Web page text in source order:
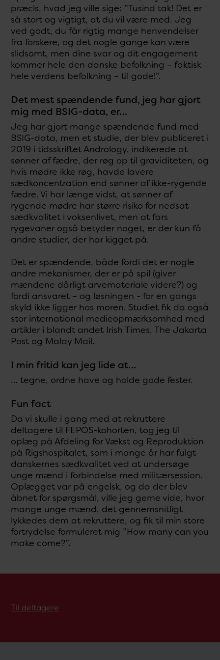
præcis, hvad jeg ville sige: ”Tusind tak! Det er
så stort og vigtigt, at du vil være med. Jeg
ved godt, du får rigtig mange henvendelser
fra forskere, og det nogle gange kan være
slidsomt, men dine svar og dit engagement
kommer hele den danske befolkning – faktisk
hele verdens befolkning – til gode!”.
Det mest spændende fund, jeg har gjort
mig med BSIG-data, er…
Jeg har gjort mange spændende fund med
BSIG-data, men et studie, der blev publiceret i
2019 i tidsskriftet Andrology, indikerede at
sønner af fædre, der røg op til graviditeten, og
hvis mødre ikke røg, havde lavere
sædkoncentration end sønner af ikke-rygende
fædre. Vi har længe vidst, at sønner af
rygende mødre har større risiko for nedsat
sædkvalitet i voksenlivet, men at fars
rygevaner også betyder noget, er der kun få
andre studier, der har kigget på.
Det er spændende, både fordi det er nogle
andre mekanismer, der er på spil (giver
mændene dårligt arvemateriale videre?) og
fordi ansvaret – og løsningen - for en gangs
skyld ikke ligger hos moren. Studiet fik da også
stor international medieopmærksomhed med
artikler i blandt andet Irish Times, The Jakarta
Post og Malay Mail.
I min fritid kan jeg lide at…
… tegne, ordne have og holde gode fester.
Fun fact
Da vi skulle i gang med at rekruttere
deltagere til FEPOS-kohorten, tog jeg til
oplæg på Afdeling for Vækst og Reproduktion
på Rigshospitalet, som i mange år har fulgt
danskernes sædkvalitet ved at undersøge
unge mænd i forbindelse med militærsession.
Oplægget var på engelsk, og da der blev
åbnet for spørgsmål, ville jeg gerne vide, hvor
mange unge mænd, det gennemsnitligt
lykkedes dem at rekruttere, og fik til min store
fortrydelse formuleret mig ”How many can you
make come?”.
Til deltagere